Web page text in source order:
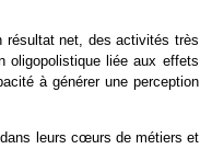
résultat net, des activités très
oligopolistique liée aux effets
à générer une perception
leurs cœurs de métiers et